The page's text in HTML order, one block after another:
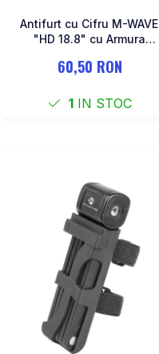
Antifurt cu Cifru M-WAVE
"HD 18.8" cu Armura
60,50 RON
1IN STOC